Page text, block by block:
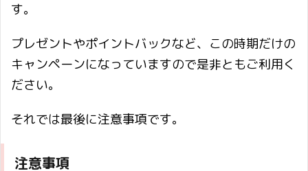
す。
プレゼントやポイントバックなど、この時期だけの
キャンペーンになっていますので是非ともご利用く
ださい。
それでは最後に注意事項です。
注意事項